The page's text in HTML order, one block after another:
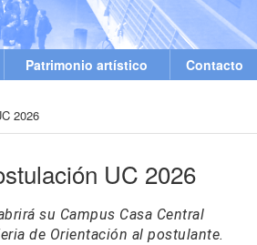
Patrimonio artístico Contacto
2026
UC 2026
su Campus Casa Central
de Orientación al postulante.